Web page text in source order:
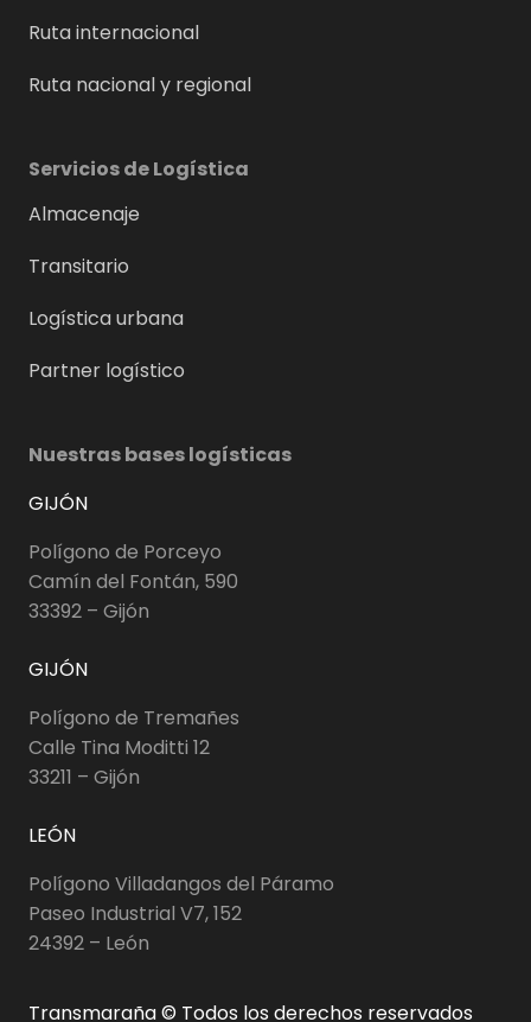
Ruta internacional
Ruta nacional y regional
Servicios de Logística
Almacenaje
Transitario
Logística urbana
Partner logístico
Nuestras bases logísticas
GIJÓN
Polígono de Porceyo
Camín del Fontán, 590
33392 – Gijón
GIJÓN
Polígono de Tremañes
Calle Tina Moditti 12
33211 – Gijón
LEÓN
Polígono Villadangos del Páramo
Paseo Industrial V7, 152
24392 – León
Transmaraña © Todos los derechos reservados